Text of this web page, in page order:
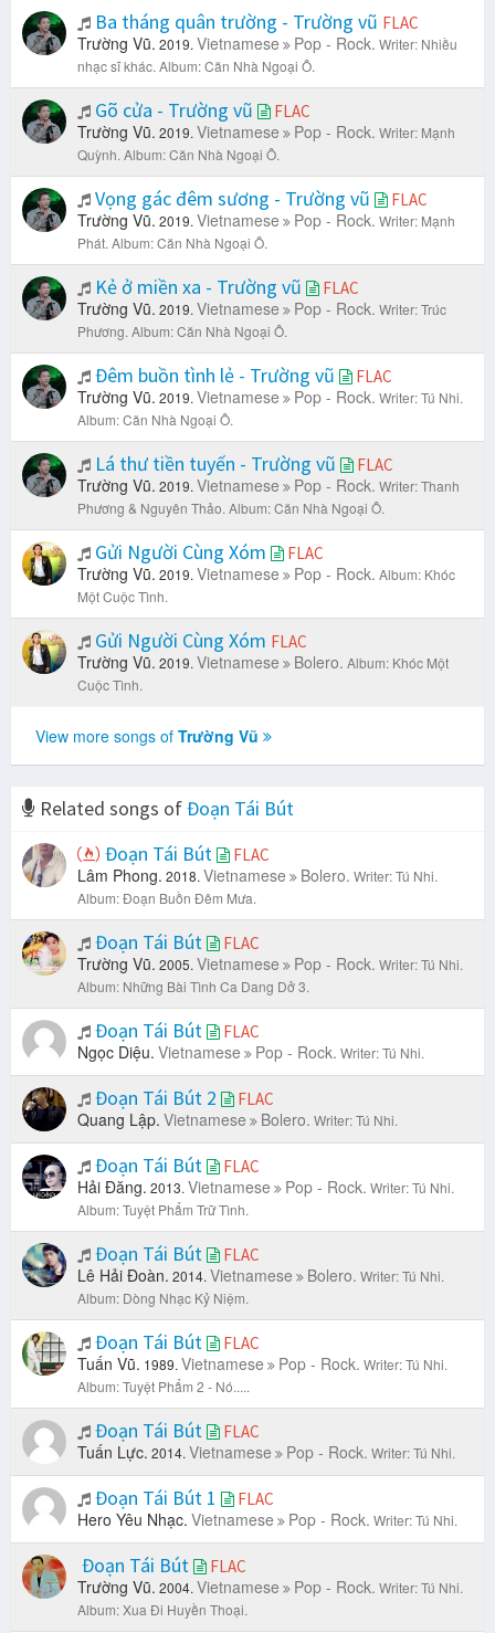
Ba tháng quân trường - Trường vũ FLAC
Trường Vũ. 2019. Vietnamese Pop - Rock. Writer: Nhiều
nhạc sĩ khác. Album: Căn Nhà Ngoại Ô.
Gõ cửa - Trường vũ FLAC
Trường Vũ. 2019. Vietnamese Pop - Rock. Writer: Mạnh
Quỳnh. Album: Căn Nhà Ngoại Ô.
Vọng gác đêm sương - Trường vũ FLAC
Trường Vũ. 2019. Vietnamese Pop - Rock. Writer: Mạnh
Phát. Album: Căn Nhà Ngoại Ô.
Kẻ ở miền xa - Trường vũ FLAC
Trường Vũ. 2019. Vietnamese Pop - Rock. Writer: Trúc
Phương. Album: Căn Nhà Ngoại Ô.
Đêm buồn tình lẻ - Trường vũ FLAC
Trường Vũ. 2019. Vietnamese Pop - Rock. Writer: Tú Nhi.
Album: Căn Nhà Ngoại Ô.
Lá thư tiền tuyến - Trường vũ FLAC
Trường Vũ. 2019. Vietnamese Pop - Rock. Writer: Thanh
Phương & Nguyên Thảo. Album: Căn Nhà Ngoại Ô.
Gửi Người Cùng Xóm FLAC
Trường Vũ. 2019. Vietnamese Pop - Rock. Album: Khóc
Một Cuộc Tình.
Gửi Người Cùng Xóm FLAC
Trường Vũ. 2019. Vietnamese Bolero. Album: Khóc Một
Cuộc Tình.
View more songs of Trường Vũ
Related songs ofĐoạn Tái Bút
Đoạn Tái Bút
FLAC
Lâm Phong. 2018. Vietnamese Bolero. Writer: Tú Nhi.
Album: Đoạn Buồn Đêm Mưa.
Đoạn Tái Bút FLAC
Trường Vũ. 2005. Vietnamese Pop - Rock. Writer: Tú Nhi.
Album: Những Bài Tình Ca Dang Dở 3.
Đoạn Tái Bút FLAC
Ngọc Diệu. Vietnamese Pop - Rock. Writer: Tú Nhi.
Đoạn Tái Bút 2 FLAC
Quang Lập. Vietnamese Bolero. Writer: Tú Nhi.
Đoạn Tái Bút FLAC
Hải Đăng. 2013. Vietnamese Pop - Rock. Writer: Tú Nhi.
Album: Tuyệt Phẩm Trữ Tình.
Đoạn Tái Bút FLAC
Lê Hải Đoàn. 2014. Vietnamese Bolero. Writer: Tú Nhi.
Album: Dòng Nhạc Kỷ Niệm.
Đoạn Tái Bút FLAC
Tuấn Vũ. 1989. Vietnamese Pop - Rock. Writer: Tú Nhi.
Album: Tuyệt Phẩm 2 - Nó.....
Đoạn Tái Bút FLAC
Tuấn Lực. 2014. Vietnamese Pop - Rock. Writer: Tú Nhi.
Đoạn Tái Bút 1 FLAC
Hero Yêu Nhạc. Vietnamese Pop - Rock. Writer: Tú Nhi.
Đoạn Tái Bút FLAC
Trường Vũ. 2004. Vietnamese Pop - Rock. Writer: Tú Nhi.
Album: Xua Đi Huyền Thoại.